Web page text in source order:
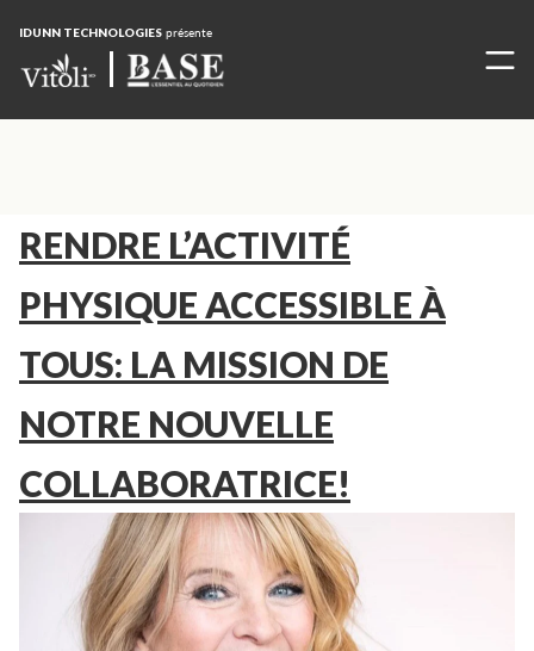
IDUNN TECHNOLOGIES présente
RENDRE L’ACTIVITÉ
PHYSIQUE ACCESSIBLE À
TOUS: LA MISSION DE
NOTRE NOUVELLE
COLLABORATRICE!